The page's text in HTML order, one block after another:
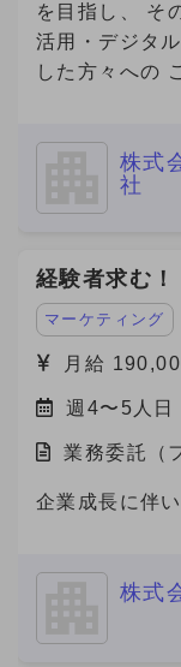
を目指し、 そ
活用・デジタ
した方々への
株式
社
経験者求む！
マーケティング
月給
週4〜5人日
業務委託（
企業成長に伴
株式